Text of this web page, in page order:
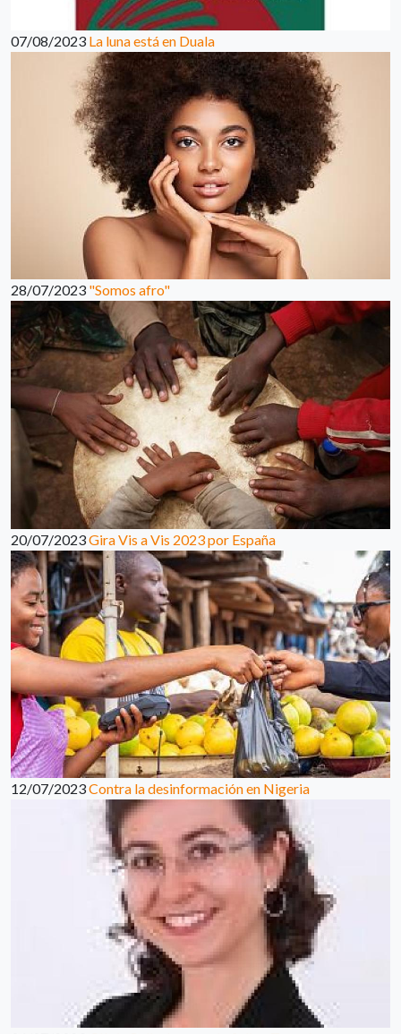
07/08/2023 La luna está en Duala
28/07/2023 "Somos afro"
20/07/2023Gira Vis a Vis 2023 por España
12/07/2023Contra la desinformación en Nigeria